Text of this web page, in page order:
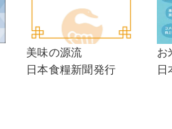
美味の源流
日本食糧新聞発行
お
日